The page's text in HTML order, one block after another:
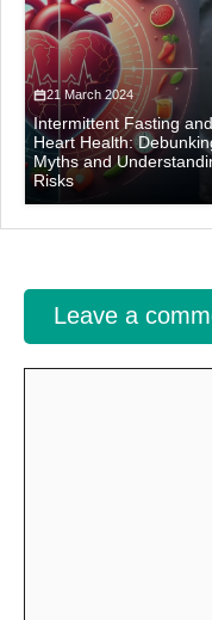
21 March 2024
Intermittent Fasting and
Heart Health:
Myths and
Risks
Leave a